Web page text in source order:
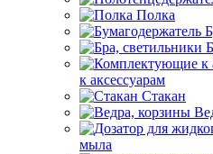
Полка
к аксессуарам
Стакан
мыла